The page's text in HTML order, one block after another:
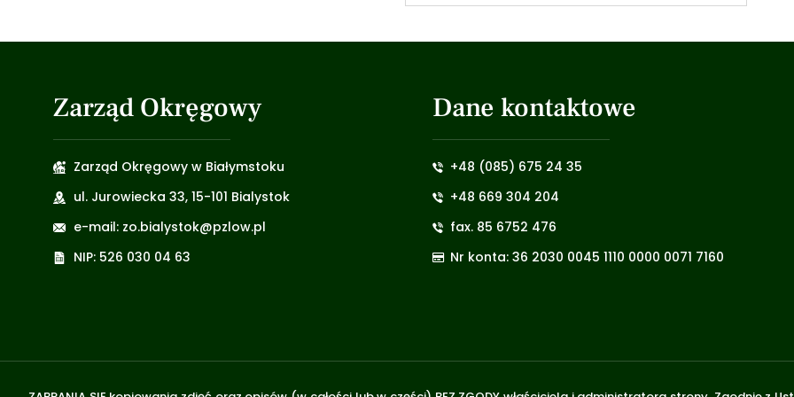
Zarząd Okręgowy
Zarząd Okręgowy w Białymstoku
ul. Jurowiecka 33, 15-101 Bialystok
e-mail: zo.bialystok@pzlow.pl
NIP: 526 030 04 63
Dane kontaktowe
+48 (085) 675 24 35
+48 669 304 204
fax. 85 6752 476
Nr konta: 36 2030 0045 1110 0000 0071 7160